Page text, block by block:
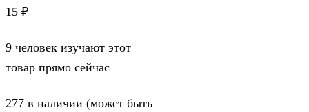
15 ₽
9 человек изучают этот
товар прямо сейчас
277 в наличии (может быть